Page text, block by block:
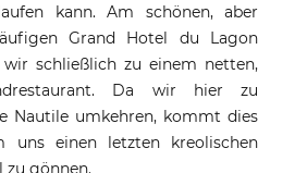
kann. Am schönen, aber
Grand Hotel du Lagon
schließlich zu einem netten,
Da wir hier zu
Nautile umkehren, kommt dies
uns einen letzten kreolischen
zu gönnen.